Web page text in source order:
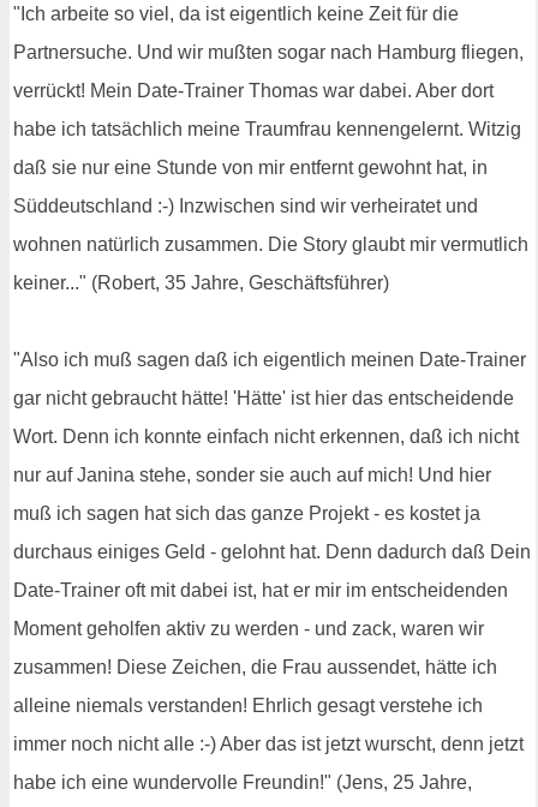
"Ich arbeite so viel, da ist eigentlich keine Zeit für die
Partnersuche. Und wir mußten sogar nach Hamburg fliegen,
verrückt! Mein Date-Trainer Thomas war dabei. Aber dort
habe ich tatsächlich meine Traumfrau kennengelernt. Witzig
daß sie nur eine Stunde von mir entfernt gewohnt hat, in
Süddeutschland :-) Inzwischen sind wir verheiratet und
wohnen natürlich zusammen. Die Story glaubt mir vermutlich
keiner..." (Robert, 35 Jahre, Geschäftsführer)
"Also ich muß sagen daß ich eigentlich meinen Date-Trainer
gar nicht gebraucht hätte! 'Hätte' ist hier das entscheidende
Wort. Denn ich konnte einfach nicht erkennen, daß ich nicht
nur auf Janina stehe, sonder sie auch auf mich! Und hier
muß ich sagen hat sich das ganze Projekt - es kostet ja
durchaus einiges Geld - gelohnt hat. Denn dadurch daß Dein
Date-Trainer oft mit dabei ist, hat er mir im entscheidenden
Moment geholfen aktiv zu werden - und zack, waren wir
zusammen! Diese Zeichen, die Frau aussendet, hätte ich
alleine niemals verstanden! Ehrlich gesagt verstehe ich
immer noch nicht alle :-) Aber das ist jetzt wurscht, denn jetzt
habe ich eine wundervolle Freundin!" (Jens, 25 Jahre,